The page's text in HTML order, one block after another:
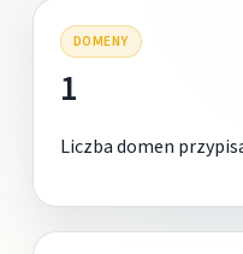
DOMENY
1
Liczba domen